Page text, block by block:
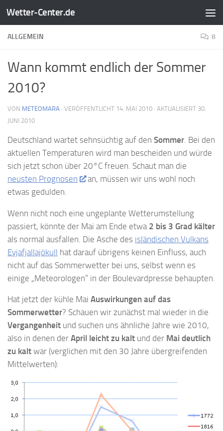
Zum Inhalt springen
Wetter-Center.de
ALLGEMEIN 8
Wann kommt endlich der Sommer
2010?
VON METEOMARA · VERÖFFENTLICHT 14. MAI 2010 · AKTUALISIERT 30.
JUNI 2010
Deutschland wartet sehnsüchtig auf den Sommer. Bei den
aktuellen Temperaturen wird man bescheiden und würde
sich jetzt schon über 20°C freuen. Schaut man die
neusten Prognosen
an, müssen wir uns wohl noch
etwas gedulden.
Wenn nicht noch eine ungeplante Wetterumstellung
passiert, könnte der Mai am Ende etwa 2 bis 3 Grad kälter
als normal ausfallen. Die Asche des isländischen Vulkans
Eyjafjallajökull hat darauf übrigens keinen Einfluss, auch
nicht auf das Sommerwetter bei uns, selbst wenn es
einige „Meteorologen“ in der Boulevardpresse behaupten.
Hat jetzt der kühle Mai Auswirkungen auf das
Sommerwetter? Schauen wir zunächst mal wieder in die
Vergangenheit und suchen uns ähnliche Jahre wie 2010,
also in denen der April leicht zu kalt und der Mai deutlich
zu kalt war (verglichen mit den 30 Jahre übergreifenden
Mittelwerten):